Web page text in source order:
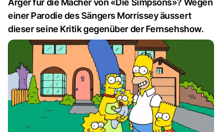
Ärger für die Macher von «Die Simpsons»? Wegen
einer Parodie des Sängers Morrissey äussert
dieser seine Kritik gegenüber der Fernsehshow.